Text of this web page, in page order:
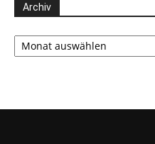
Archiv
Archiv